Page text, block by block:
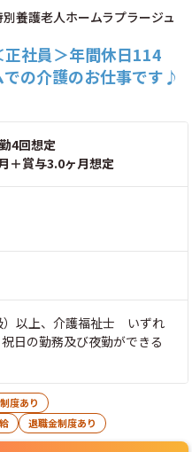
養護老人ホームラプラージュ
正社員＞年間休日114
の介護のお仕事です♪
4回想定
賞与3.0ヶ月想定
以上、介護福祉士 いずれ
日の勤務及び夜勤ができる
度あり
退職金制度あり